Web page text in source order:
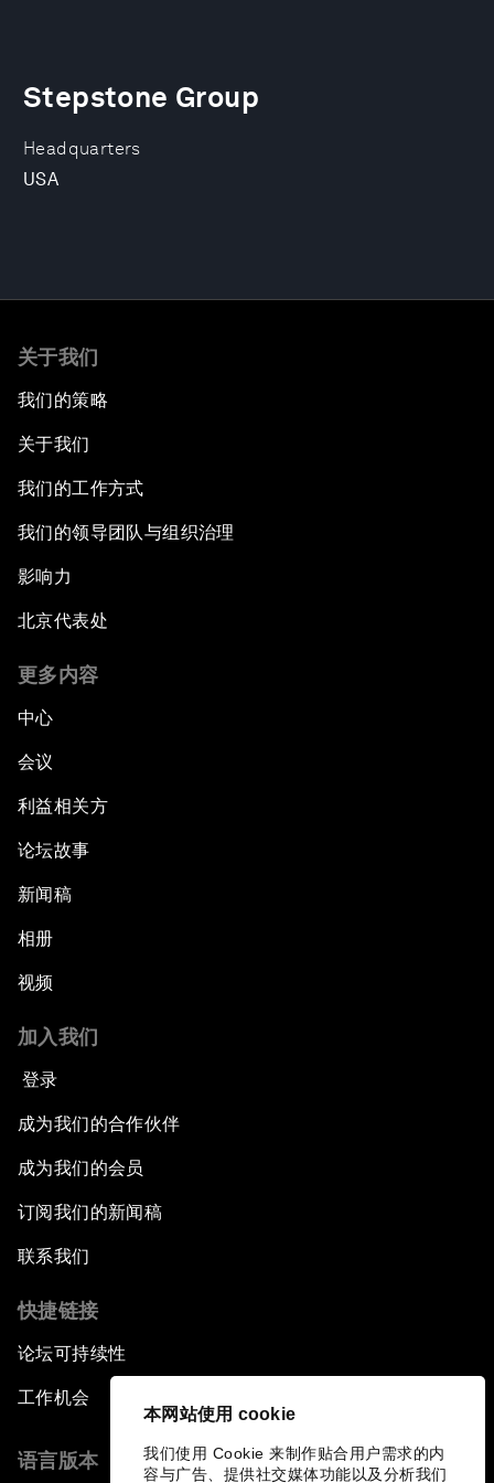
本网站使用 cookie
我们使用 Cookie 来制作贴合用户需求的内
容与广告、提供社交媒体功能以及分析我们
Headquarters
USA
Stepstone Group
关于我们
我们的策略
关于我们
我们的工作方式
我们的领导团队与组织治理
影响力
北京代表处
更多内容
中心
会议
利益相关方
论坛故事
新闻稿
相册
视频
加入我们
登录
成为我们的合作伙伴
成为我们的会员
订阅我们的新闻稿
联系我们
快捷链接
论坛可持续性
工作机会
语言版本